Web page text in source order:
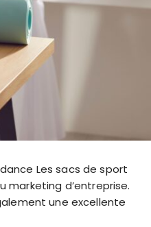
Les sacs de sport
marketing d’entreprise.
une excellente